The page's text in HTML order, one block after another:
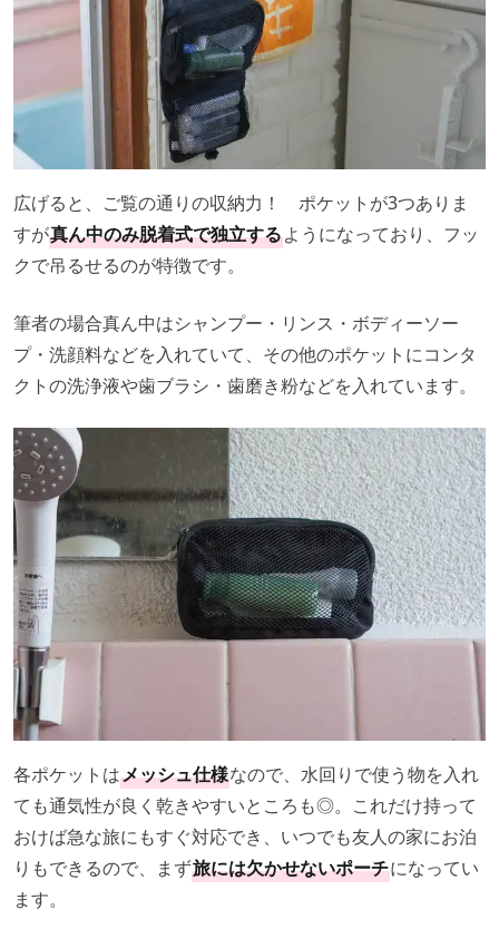
広げると、ご覧の通りの収納力！ ポケットが3つありま
すが真ん中のみ脱着式で独立するようになっており、フッ
クで吊るせるのが特徴です。
筆者の場合真ん中はシャンプー・リンス・ボディーソー
プ・洗顔料などを入れていて、その他のポケットにコンタ
クトの洗浄液や歯ブラシ・歯磨き粉などを入れています。
各ポケットはメッシュ仕様なので、水回りで使う物を入れ
ても通気性が良く乾きやすいところも◎。これだけ持って
おけば急な旅にもすぐ対応でき、いつでも友人の家にお泊
りもできるので、まず旅には欠かせないポーチになってい
ます。